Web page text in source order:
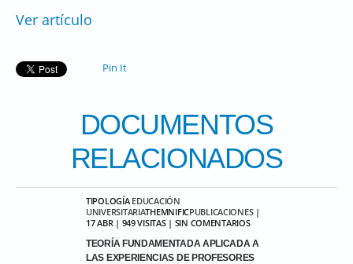
Ver artículo
Pin It
DOCUMENTOS
RELACIONADOS
TIPOLOGÍA EDUCACIÓN
UNIVERSITARIATHEMNIFICPUBLICACIONES|
17 ABR | 949 VISITAS | SIN COMENTARIOS
TEORÍA FUNDAMENTADA APLICADA A
LAS EXPERIENCIAS DE PROFESORES